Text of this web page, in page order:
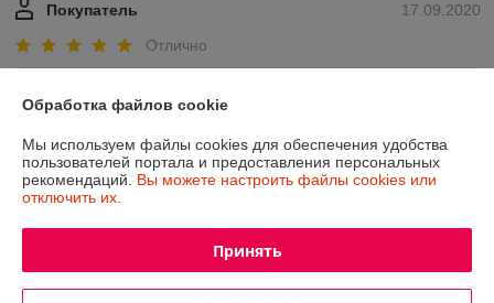
17.09.2020
Покупатель
Отлично
Покупатель
Хорошо
Претензий нет, но услуга доставки было бы ПЛЮСОМ!
Обработка файлов cookie
Мы используем файлы cookies для обеспечения удобства
пользователей портала и предоставления персональных
рекомендаций. Вы можете настроить файлы cookies или
отключить их.
Принять